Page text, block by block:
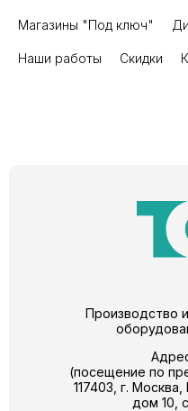
Магазины "Под ключ"
Наши работы Скидки
Производство
(посещение по
117403, г. Москва,
дом 10,